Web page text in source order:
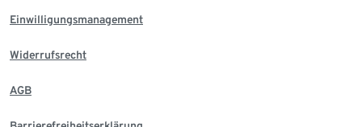
Einwilligungsmanagement
Widerrufsrecht
AGB